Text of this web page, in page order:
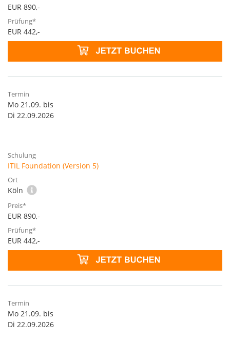
EUR 890,-
EUR 442,-
Mo 21.09. bis
Di 22.09.2026
ITIL Foundation (Version 5)
Köln
EUR 890,-
EUR 442,-
Mo 21.09. bis
Di 22.09.2026